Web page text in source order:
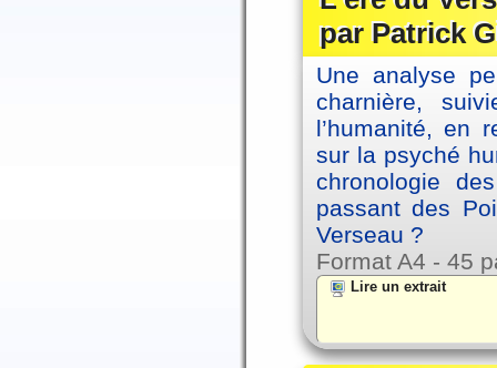
par Patrick
Une analyse
charnière,
l’humanité, en
sur la psyché
chronologie
passant des
Verseau ?
Format A4 - 45
Lire un extrait